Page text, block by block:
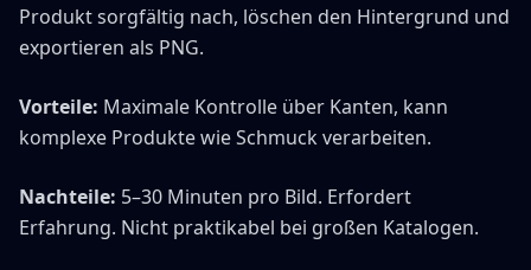
Produkt sorgfältig nach, löschen den Hintergrund und
exportieren als PNG.
Vorteile: Maximale Kontrolle über Kanten, kann
komplexe Produkte wie Schmuck verarbeiten.
Nachteile: 5–30 Minuten pro Bild. Erfordert
Erfahrung. Nicht praktikabel bei großen Katalogen.